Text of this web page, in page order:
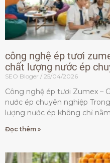
công nghệ ép tươi
chất lượng nước ép
SEO Bloger 25/04/2026
Công nghệ ép tươi Zumex –
nước ép chuyên nghiệp
lượng nước ép không chỉ
Đọc thêm »